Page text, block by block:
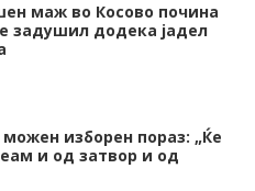
маж во Косово почина
задушил додека јадел
можен изборен пораз: „Ќе
и од затвор и од